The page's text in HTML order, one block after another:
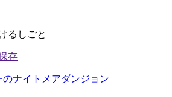
るしごと